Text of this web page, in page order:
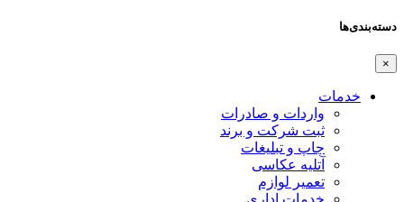
دسته‌بندی‌ها
×
خدمات
واردات و صادرات
ثبت شرکت و برند
چاپ و تبلیغات
آتلیه عکاسی
تعمیر لوازم